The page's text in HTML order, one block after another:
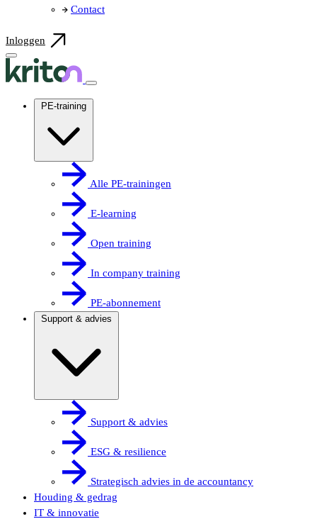
Contact
Inloggen
PE-training
Alle PE-trainingen
E-learning
Open training
In company training
PE-abonnement
Support & advies
Support & advies
ESG & resilience
Strategisch advies in de accountancy
Houding & gedrag
IT & innovatie